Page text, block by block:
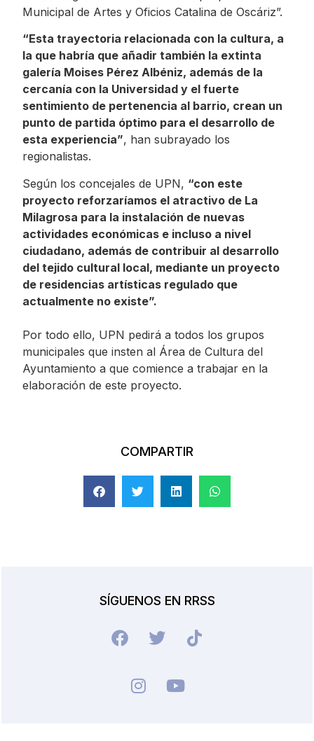
Municipal de Artes y Oficios Catalina de Oscáriz”.
“Esta trayectoria relacionada con la cultura, a
la que habría que añadir también la extinta
galería Moises Pérez Albéniz, además de la
cercanía con la Universidad y el fuerte
sentimiento de pertenencia al barrio, crean un
punto de partida óptimo para el desarrollo de
esta experiencia”, han subrayado los
regionalistas.
Según los concejales de UPN, “con este
proyecto reforzaríamos el atractivo de La
Milagrosa para la instalación de nuevas
actividades económicas e incluso a nivel
ciudadano, además de contribuir al desarrollo
del tejido cultural local, mediante un proyecto
de residencias artísticas regulado que
actualmente no existe”.
Por todo ello, UPN pedirá a todos los grupos
municipales que insten al Área de Cultura del
Ayuntamiento a que comience a trabajar en la
elaboración de este proyecto.
COMPARTIR
SÍGUENOS EN RRSS